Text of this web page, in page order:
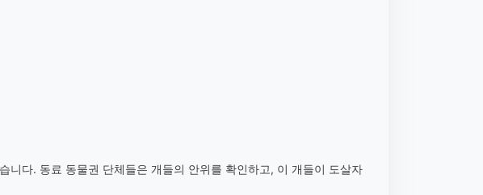
니다. 동료 동물권 단체들은 개들의 안위를 확인하고, 이 개들이 도살자